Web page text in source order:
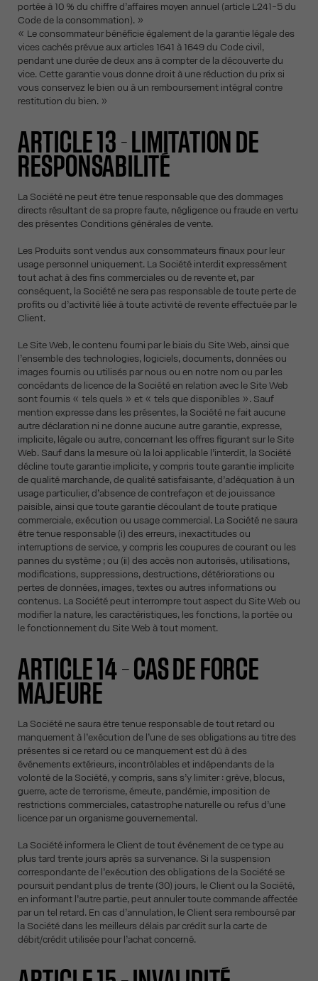
portée à 10 % du chiffre d’affaires moyen annuel (article L241-5 du
Code de la consommation). »
« Le consommateur bénéficie également de la garantie légale des
vices cachés prévue aux articles 1641 à 1649 du Code civil,
pendant une durée de deux ans à compter de la découverte du
vice. Cette garantie vous donne droit à une réduction du prix si
vous conservez le bien ou à un remboursement intégral contre
restitution du bien. »
ARTICLE 13 - LIMITATION DE
RESPONSABILITÉ
La Société ne peut être tenue responsable que des dommages
directs résultant de sa propre faute, négligence ou fraude en vertu
des présentes Conditions générales de vente.
Les Produits sont vendus aux consommateurs finaux pour leur
usage personnel uniquement. La Société interdit expressément
tout achat à des fins commerciales ou de revente et, par
conséquent, la Société ne sera pas responsable de toute perte de
profits ou d’activité liée à toute activité de revente effectuée par le
Client.
Le Site Web, le contenu fourni par le biais du Site Web, ainsi que
l’ensemble des technologies, logiciels, documents, données ou
images fournis ou utilisés par nous ou en notre nom ou par les
concédants de licence de la Société en relation avec le Site Web
sont fournis « tels quels » et « tels que disponibles ». Sauf
mention expresse dans les présentes, la Société ne fait aucune
autre déclaration ni ne donne aucune autre garantie, expresse,
implicite, légale ou autre, concernant les offres figurant sur le Site
Web. Sauf dans la mesure où la loi applicable l’interdit, la Société
décline toute garantie implicite, y compris toute garantie implicite
de qualité marchande, de qualité satisfaisante, d’adéquation à un
usage particulier, d’absence de contrefaçon et de jouissance
paisible, ainsi que toute garantie découlant de toute pratique
commerciale, exécution ou usage commercial. La Société ne saura
être tenue responsable (i) des erreurs, inexactitudes ou
interruptions de service, y compris les coupures de courant ou les
pannes du système ; ou (ii) des accès non autorisés, utilisations,
modifications, suppressions, destructions, détériorations ou
pertes de données, images, textes ou autres informations ou
contenus. La Société peut interrompre tout aspect du Site Web ou
modifier la nature, les caractéristiques, les fonctions, la portée ou
le fonctionnement du Site Web à tout moment.
ARTICLE 14 – CAS DE FORCE
MAJEURE
La Société ne saura être tenue responsable de tout retard ou
manquement à l’exécution de l’une de ses obligations au titre des
présentes si ce retard ou ce manquement est dû à des
événements extérieurs, incontrôlables et indépendants de la
volonté de la Société, y compris, sans s’y limiter : grève, blocus,
guerre, acte de terrorisme, émeute, pandémie, imposition de
restrictions commerciales, catastrophe naturelle ou refus d’une
licence par un organisme gouvernemental.
La Société informera le Client de tout événement de ce type au
plus tard trente jours après sa survenance. Si la suspension
correspondante de l’exécution des obligations de la Société se
poursuit pendant plus de trente (30) jours, le Client ou la Société,
en informant l’autre partie, peut annuler toute commande affectée
par un tel retard. En cas d’annulation, le Client sera remboursé par
la Société dans les meilleurs délais par crédit sur la carte de
débit/crédit utilisée pour l’achat concerné.